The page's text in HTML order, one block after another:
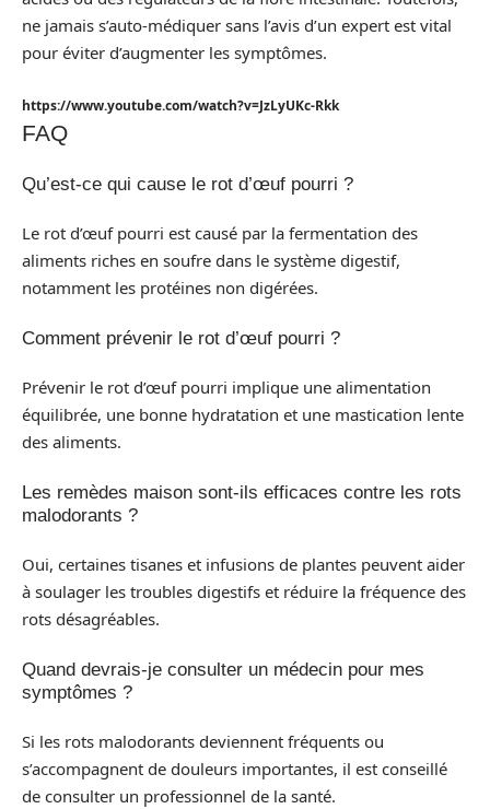
ne jamais s’auto-médiquer sans l’avis d’un expert est vital
pour éviter d’augmenter les symptômes.
https://www.youtube.com/watch?v=JzLyUKc-Rkk
FAQ
Qu’est-ce qui cause le rot d’œuf pourri ?
Le rot d’œuf pourri est causé par la fermentation des
aliments riches en soufre dans le système digestif,
notamment les protéines non digérées.
Comment prévenir le rot d’œuf pourri ?
Prévenir le rot d’œuf pourri implique une alimentation
équilibrée, une bonne hydratation et une mastication lente
des aliments.
Les remèdes maison sont-ils efficaces contre les rots
malodorants ?
Oui, certaines tisanes et infusions de plantes peuvent aider
à soulager les troubles digestifs et réduire la fréquence des
rots désagréables.
Quand devrais-je consulter un médecin pour mes
symptômes ?
Si les rots malodorants deviennent fréquents ou
s’accompagnent de douleurs importantes, il est conseillé
de consulter un professionnel de la santé.